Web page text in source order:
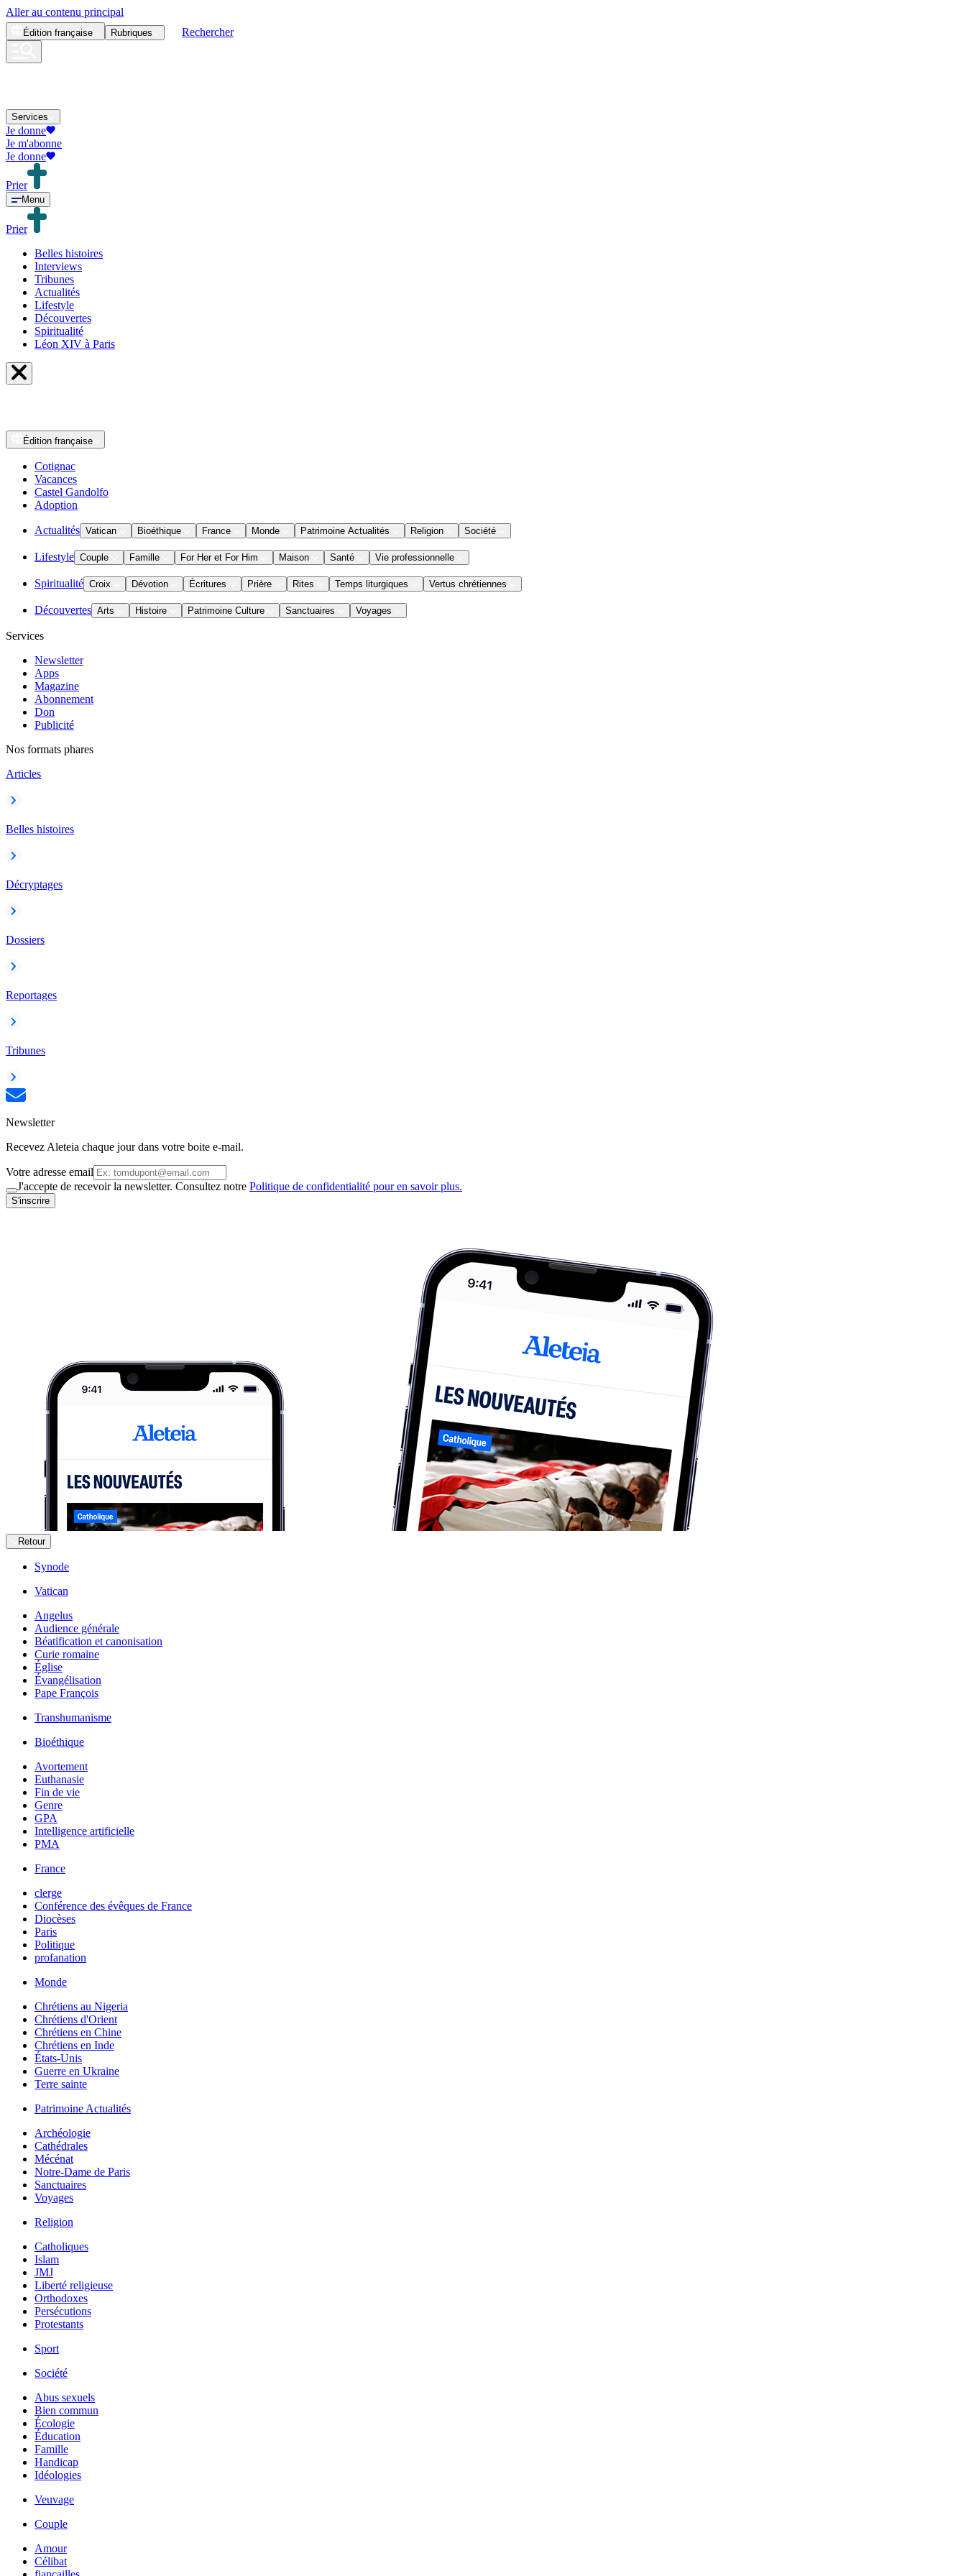
Aller au contenu principal
Édition française Rubriques Rechercher
Services
Je donne
Je m'abonne
Je donne
Prier
Menu
Prier
Belles histoires
Interviews
Tribunes
Actualités
Lifestyle
Découvertes
Spiritualité
Léon XIV à Paris
Édition française
Cotignac
Vacances
Castel Gandolfo
Adoption
Actualités Vatican Bioéthique France Monde Patrimoine Actualités Religion Société
Lifestyle Couple Famille For Her et For Him Maison Santé Vie professionnelle
Spiritualité Croix Dévotion Écritures Prière Rites Temps liturgiques Vertus chrétiennes
Découvertes Arts Histoire Patrimoine Culture Sanctuaires Voyages
Services
Newsletter
Apps
Magazine
Abonnement
Don
Publicité
Nos formats phares
Articles
Belles histoires
Décryptages
Dossiers
Reportages
Tribunes
Newsletter
Recevez Aleteia chaque jour dans votre boite e-mail.
Votre adresse email
J'accepte de recevoir la newsletter. Consultez notre Politique de confidentialité pour en savoir plus.
S'inscrire
Retour
Synode
Vatican
Angelus
Audience générale
Béatification et canonisation
Curie romaine
Église
Évangélisation
Pape François
Transhumanisme
Bioéthique
Avortement
Euthanasie
Fin de vie
Genre
GPA
Intelligence artificielle
PMA
France
clerge
Conférence des évêques de France
Diocèses
Paris
Politique
profanation
Monde
Chrétiens au Nigeria
Chrétiens d'Orient
Chrétiens en Chine
Chrétiens en Inde
États-Unis
Guerre en Ukraine
Terre sainte
Patrimoine Actualités
Archéologie
Cathédrales
Mécénat
Notre-Dame de Paris
Sanctuaires
Voyages
Religion
Catholiques
Islam
JMJ
Liberté religieuse
Orthodoxes
Persécutions
Protestants
Sport
Société
Abus sexuels
Bien commun
Écologie
Éducation
Famille
Handicap
Idéologies
Veuvage
Couple
Amour
Célibat